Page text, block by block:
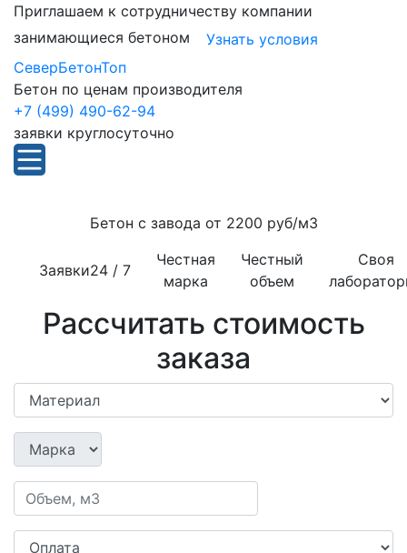
Приглашаем к сотрудничеству компании
занимающиеся бетоном
Узнать условия
СеверБетонТоп
Бетон по ценам производителя
+7 (499) 490-62-94
заявки круглосуточно
Бетон с завода от 2200 руб/м3
Заявки24 / 7
Честная
марка
Честный
объем
Своя
Рассчитать стоимость
заказа